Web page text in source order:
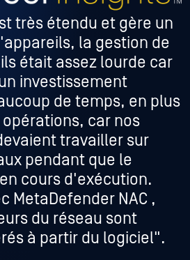
très étendu et gère un
la gestion de
était assez lourde car
investissement
de temps, en plus
car nos
travailler sur
pendant que le
cours d'exécution.
MetaDefender NAC ,
du réseau sont
à partir du logiciel".